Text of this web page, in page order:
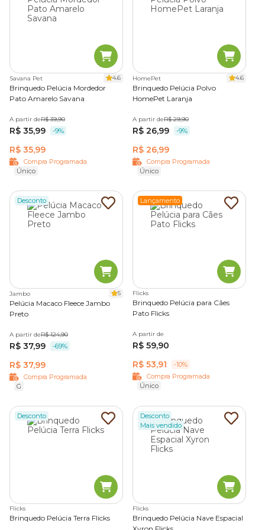
Savana Pet 4.6
Brinquedo Pelúcia Mordedor
Pato Amarelo Savana
A partir deR$ 39,90
R$ 35,99 -9%
R$ 35,99
Compra Programada
Único
HomePet 4.6
Brinquedo Pelúcia Polvo
HomePet Laranja
A partir deR$ 29,90
R$ 26,99 -9%
R$ 26,99
Compra Programada
Único
Desconto
Jambo 5
Pelúcia Macaco Fleece Jambo
Preto
A partir deR$ 124,90
R$ 37,99 -69%
R$ 37,99
Compra Programada
G
Lançamento
Flicks
Brinquedo Pelúcia para Cães
Pato Flicks
A partir de
R$ 59,90
R$ 53,91
-10%
Compra Programada
Único
Desconto
Flicks
Brinquedo Pelúcia Terra Flicks
Desconto
Mais vendido
Flicks
Brinquedo Pelúcia Nave Espacial